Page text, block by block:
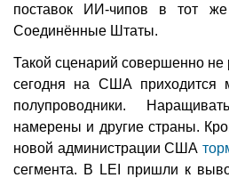
поставок ИИ-чипов в тот
Соединённые Штаты.
Такой сценарий совершенно не
сегодня на США приходится
полупроводники.
намерены и другие страны.
новой администрации США
сегмента. В LEI пришли к